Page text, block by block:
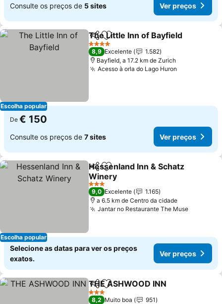
Consulte os preços de 5 sites Ver preços
Escolha popular
PartilharAdicionar aos favoritos
The Little Inn of Bayfield
4 Estrelas
8,9 Excelente
1.582
Bayfield, a 17.2 km de Zurich
Acesso à orla do Lago Huron
De € 150
Consulte os preços de 7 sites Ver preços
Escolha popular
PartilharAdicionar aos favoritos
Hessenland Inn & Schatz
Winery
3 Estrelas
9,0 Excelente
1.165
a 6.5 km de Centro da cidade
Jantar no Restaurante The Muse
Selecione as datas para ver os preços
exatos.
Ver preços
PartilharAdicionar aos favoritos
THE ASHWOOD INN
3 Estrelas
8,2 Muito boa
951